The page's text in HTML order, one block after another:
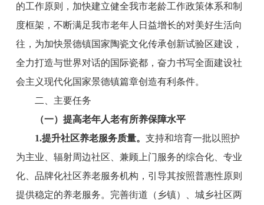
的工作原则，加快建立健全我市老龄工作政策体系和制
度框架，不断满足我市老年人日益增长的对美好生活向
往，为加快景德镇国家陶瓷文化传承创新试验区建设，
全力打造与世界对话的国际瓷都，奋力书写全面建设社
会主义现代化国家景德镇篇章创造有利条件。
二、 主要任务
（一） 提高老年人老有所养保障水平
1.提升社区养老服务质量。 支持和培育一批以照护
为主业、辐射周边社区、兼顾上门服务的综合化、专业
化、品牌化社区养老服务机构，引导其按照普惠性原则
提供稳定的养老服务。完善街道（乡镇）、城乡社区两